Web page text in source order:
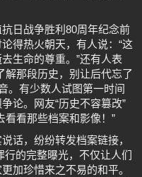
日战争胜利80周年纪念前
得热火朝天，有人说：“这
生命的尊重。”还有人表
解那段历史，别让后代忘了
。有少数人试图第一时间
论。网友“历史不容篡改”
看看那些档案和影像！”
话，纷纷转发档案链接，
的完整曝光，不仅让人们
加珍惜来之不易的和平。